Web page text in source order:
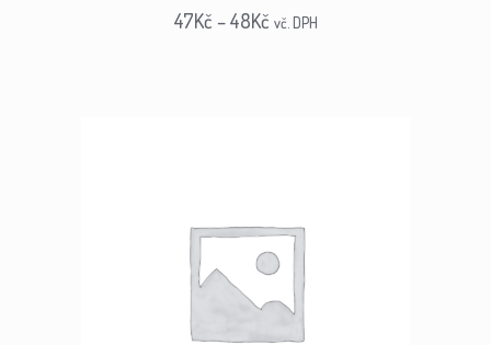
47Kč –48Kč vč. DPH